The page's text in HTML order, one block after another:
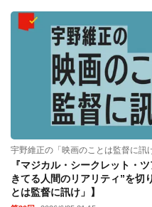
宇野維正の「映画のことは監督に訊
『マジカル・シークレット・
きてる人間のリアリティ”を切
とは監督に訊け」】